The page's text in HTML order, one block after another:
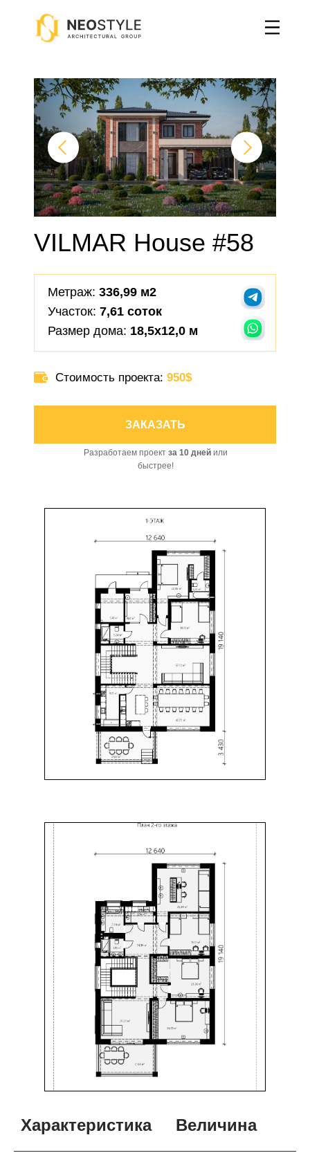
Главная →
VILMAR House #58
Метраж: 336,99 м2
Участок: 7,61 соток
Размер дома: 18,5x12,0 м
Разработаем проект за 10 днейили
быстрее!
ЗАКАЗАТЬ
Стоимость проекта: 950$
Характеристика Величина